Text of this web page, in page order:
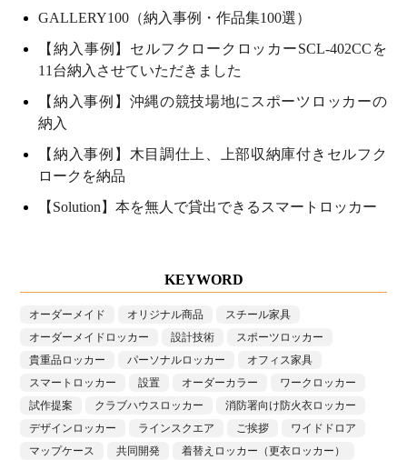
GALLERY100（納入事例・作品集100選）
【納入事例】セルフクロークロッカーSCL-402CCを
11台納入させていただきました
【納入事例】沖縄の競技場地にスポーツロッカーの
納入
【納入事例】木目調仕上、上部収納庫付きセルフク
ロークを納品
【Solution】本を無人で貸出できるスマートロッカー
KEYWORD
オーダーメイド オリジナル商品
スチール家具
オーダーメイドロッカー
設計技術
スポーツロッカー
貴重品ロッカー
パーソナルロッカー
オフィス家具
スマートロッカー
設置 オーダーカラー
ワークロッカー
試作提案
クラブハウスロッカー
消防署向け防火衣ロッカー
デザインロッカー
ラインスクエア ご挨拶
ワイドドロア
マップケース
共同開発
着替えロッカー（更衣ロッカー）